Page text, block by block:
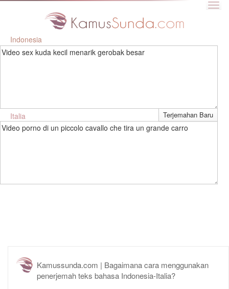
Indonesia
Video sex kuda kecil menarik gerobak besar
Italia
Video porno di un piccolo cavallo che tira un grande carro
Kamussunda.com | Bagaimana cara menggunakan
penerjemah teks bahasa Indonesia-Italia?